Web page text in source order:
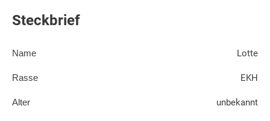
Steckbrief
Name Lotte
Rasse EKH
Alter unbekannt